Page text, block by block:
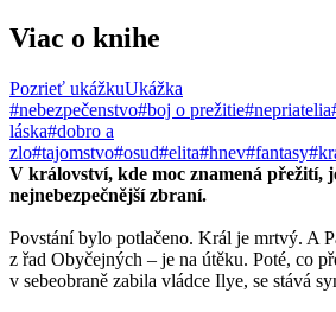
Viac o knihe
Pozrieť ukážkuUkážka
#nebezpečenstvo#boj o prežitie#nepriatelia
láska#dobro a
zlo#tajomstvo#osud#elita#hnev#fantasy
V království, kde moc znamená přežití,
nejnebezpečnější zbraní.
Povstání bylo potlačeno. Král je mrtvý. A
z řad Obyčejných – je na útěku. Poté, co
v sebeobraně zabila vládce Ilye, se stává